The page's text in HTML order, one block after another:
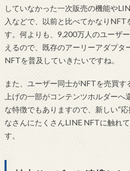
していなかった一次販売の機能や
入などで、以前と比べてかなりNFT
す。何よりも、9,200万人のユーザ
えるので、既存のアーリーアダプタ
NFTを普及していきたいですね。
また、ユーザー同士がNFTを売買す
上げの一部がコンテンツホルダー
な特徴でもありますので、新しい“
なさんにたくさんLINE NFTに触れ
す。